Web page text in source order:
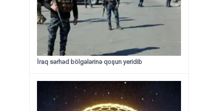
İraq sərhəd bölgələrinə qoşun yeridib